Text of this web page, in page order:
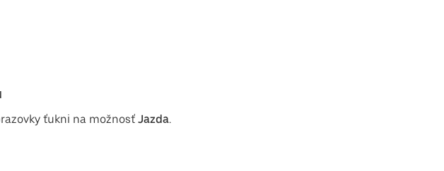
ťukni na možnosť Jazda.